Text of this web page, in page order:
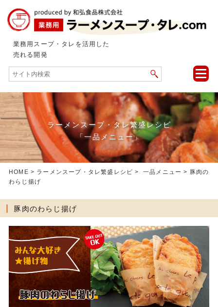
業務用スープ・タレを活用した
売れる開発
toggle
ラーメンスープ・タレ繁盛レシピ
「一品メニュー」
HOME > ラーメンスープ・タレ繁盛レシピ >一品メニュー > 豚肉の
わらじ揚げ
豚肉のわらじ揚げ